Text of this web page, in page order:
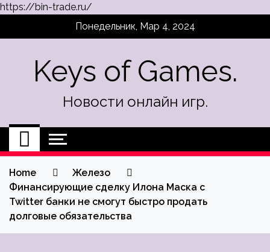
https://bin-trade.ru/
Понедельник, Мар 4, 2024
Keys of Games.
Новости онлайн игр.
Home
Железо
Финансирующие сделку Илона Маска с
Twitter банки не смогут быстро продать
долговые обязательства